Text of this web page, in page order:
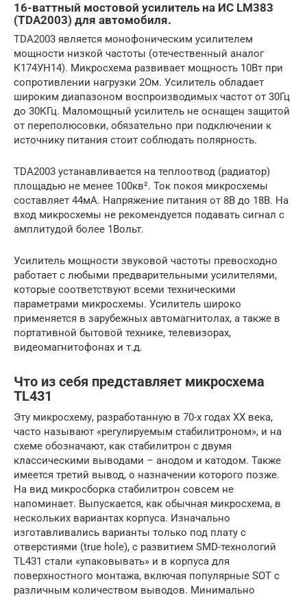
16-ваттный мостовой усилитель на ИС LM383
(TDA2003) для автомобиля.
TDA2003 является монофоническим усилителем
мощности низкой частоты (отечественный аналог
К174УН14). Микросхема развивает мощность 10Вт при
сопротивлении нагрузки 2Ом. Усилитель обладает
широким диапазоном воспроизводимых частот от 30Гц
до 30КГц. Маломощный усилитель не оснащен защитой
от переполюсовки, обязательно при подключении к
источнику питания стоит соблюдать полярность.
TDA2003 устанавливается на теплоотвод (радиатор)
площадью не менее 100кв². Ток покоя микросхемы
составляет 44мА. Напряжение питания от 8В до 18В. На
вход микросхемы не рекомендуется подавать сигнал с
амплитудой более 1Вольт.
Усилитель мощности звуковой частоты превосходно
работает с любыми предварительными усилителями,
которые соответствуют всеми техническими
параметрами микросхемы. Усилитель широко
применяется в зарубежных автомагнитолах, а также в
портативной бытовой технике, телевизорах,
видеомагнитофонах и т.д.
Что из себя представляет микросхема
TL431
Эту микросхему, разработанную в 70-х годах ХХ века,
часто называют «регулируемым стабилитроном», и на
схеме обозначают, как стабилитрон с двумя
классическими выводами – анодом и катодом. Также
имеется третий вывод, о назначении которого позже.
На вид микросборка стабилитрон совсем не
напоминает. Выпускается, как обычная микросхема, в
нескольких вариантах корпуса. Изначально
изготавливались варианты только под плату с
отверстиями (true hole), с развитием SMD-технологий
TL431 стали «упаковывать» и в корпуса для
поверхностного монтажа, включая популярные SOT с
различным количеством выводов. Минимально